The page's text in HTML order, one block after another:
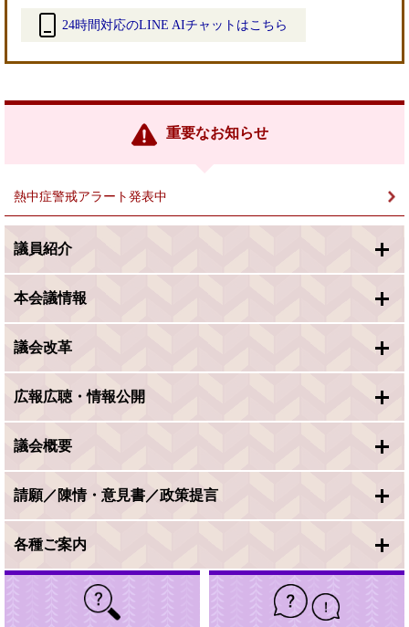
24時間対応のLINE AIチャットはこちら
リ
重要なお知らせ
熱中症警戒アラート発表中
議員紹介
本会議情報
議会改革
広報広聴・情報公開
議会概要
請願／陳情・意見書／政策提言
各種ご案内